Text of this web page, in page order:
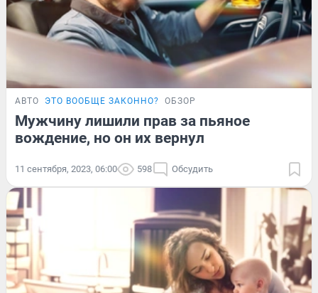
АВТО ЭТО ВООБЩЕ ЗАКОННО? ОБЗОР
Мужчину лишили прав за пьяное
вождение, но он их вернул
11 сентября, 2023, 06:00 598 Обсудить